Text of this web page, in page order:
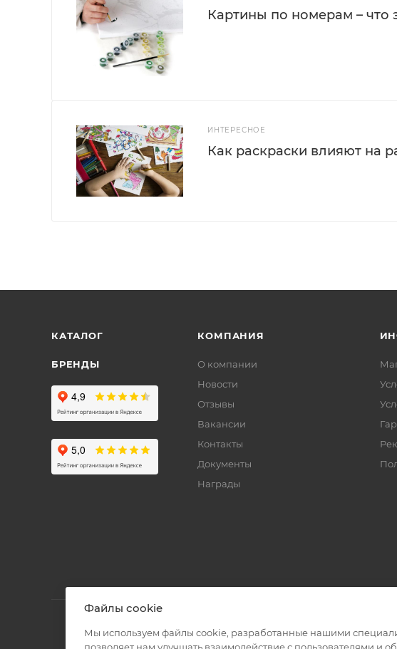
Картины по номерам – что
ИНТЕРЕСНОЕ
Как раскраски влияют на
КАТАЛОГ
БРЕНДЫ
КОМПАНИЯ
О компании
Новости
Отзывы
Вакансии
Контакты
Документы
Награды
Файлы cookie
Мы используем файлы cookie, разработанные нашими